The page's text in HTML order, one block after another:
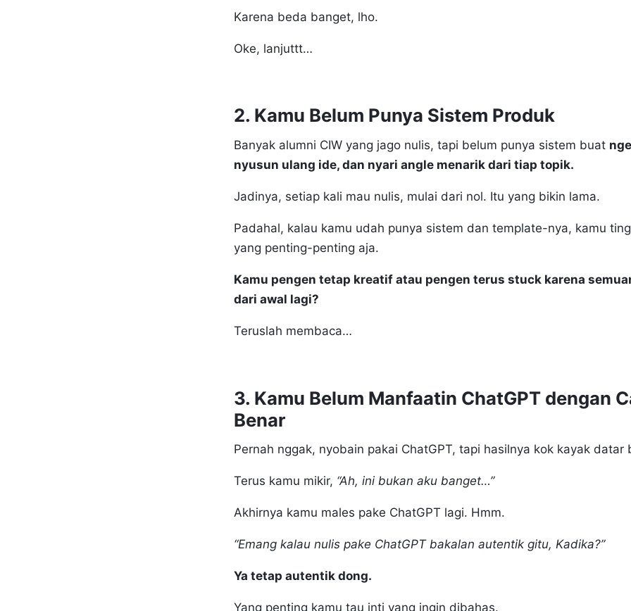
Karena beda banget, lho.
Oke, lanjuttt…
2. Kamu Belum Punya Sistem Produk
Banyak alumni CIW yang jago nulis, tapi belum punya sistem buat
nyusun ulang ide, dan nyari angle menarik dari tiap topik.
Jadinya, setiap kali mau nulis, mulai dari nol. Itu yang bikin lama.
Padahal, kalau kamu udah punya sistem dan template-nya, kamu
yang penting-penting aja.
Kamu pengen tetap kreatif atau pengen terus stuck karena
dari awal lagi?
Teruslah membaca…
3. Kamu Belum Manfaatin ChatGPT dengan
Benar
Pernah nggak, nyobain pakai ChatGPT, tapi hasilnya kok kayak datar
Terus kamu mikir, “Ah, ini bukan aku banget…”
Akhirnya kamu males pake ChatGPT lagi. Hmm.
“Emang kalau nulis pake ChatGPT bakalan autentik gitu, Kadika?”
Ya tetap autentik dong.
Yang penting kamu tau inti yang ingin dibahas.